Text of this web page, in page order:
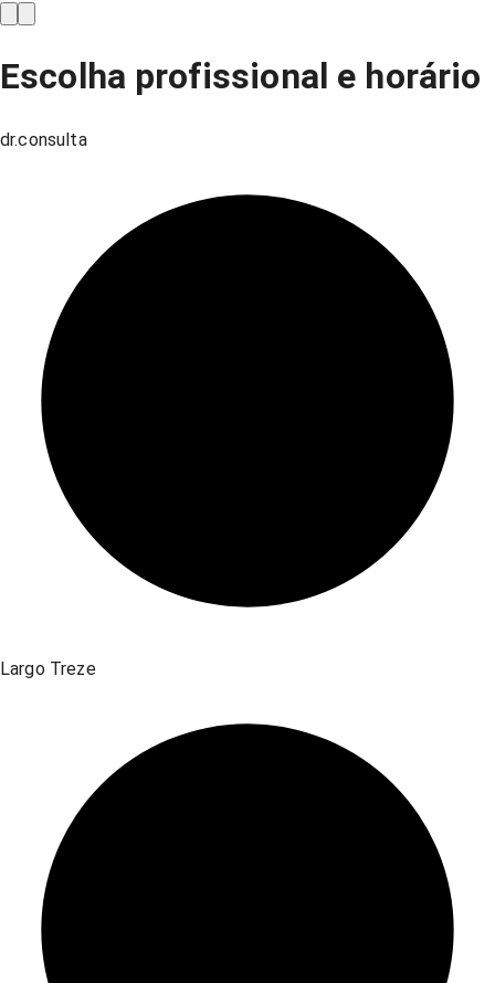
Escolha profissional e horário
dr.consulta
Largo Treze